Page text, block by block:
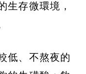
生存微環境，
低、不熬夜的